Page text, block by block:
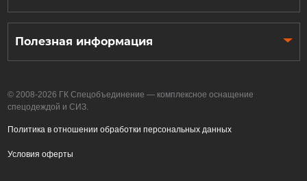
Полезная информация
© 2008-2026 ГК Спецобъединение — комплексное оснащение
спецодеждой и СИЗ.
Политика в отношении обработки персональных данных
Условия оферты